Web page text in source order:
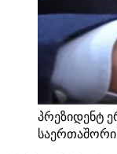
პრეზიდენტ